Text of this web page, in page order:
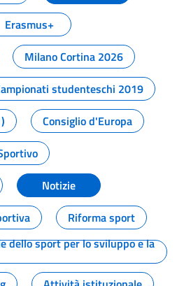
Erasmus+
Milano Cortina 2026
studenteschi 2019
Consiglio d'Europa
Notizie
Riforma sport
dello sport per lo sviluppo e la